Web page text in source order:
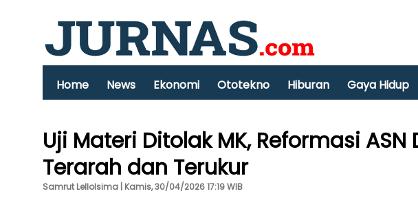
Home News Ekonomi Ototekno Hiburan Gaya Hidup
Uji Materi Ditolak MK, Reformasi
Terarah dan Terukur
Samrut Lellolsima | Kamis, 30/04/2026 17:19 WIB